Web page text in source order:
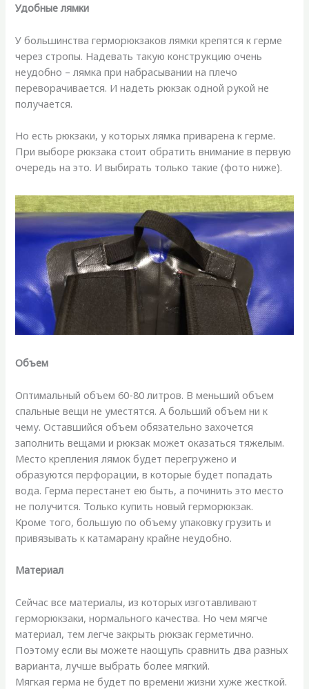
Удобные лямки
У большинства герморюкзаков лямки крепятся к герме
через стропы. Надевать такую конструкцию очень
неудобно – лямка при набрасывании на плечо
переворачивается. И надеть рюкзак одной рукой не
получается.
Но есть рюкзаки, у которых лямка приварена к герме.
При выборе рюкзака стоит обратить внимание в первую
очередь на это. И выбирать только такие (фото ниже).
Объем
Оптимальный объем 60-80 литров. В меньший объем
спальные вещи не уместятся. А больший объем ни к
чему. Оставшийся объем обязательно захочется
заполнить вещами и рюкзак может оказаться тяжелым.
Место крепления лямок будет перегружено и
образуются перфорации, в которые будет попадать
вода. Герма перестанет ею быть, а починить это место
не получится. Только купить новый герморюкзак.
Кроме того, большую по объему упаковку грузить и
привязывать к катамарану крайне неудобно.
Материал
Сейчас все материалы, из которых изготавливают
герморюкзаки, нормального качества. Но чем мягче
материал, тем легче закрыть рюкзак герметично.
Поэтому если вы можете наощупь сравнить два разных
варианта, лучше выбрать более мягкий.
Мягкая герма не будет по времени жизни хуже жесткой.